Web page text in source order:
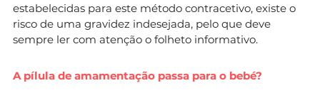
estabelecidas para este método contracetivo, existe o
risco de uma gravidez indesejada, pelo que deve
sempre ler com atenção o folheto informativo.
A pílula de amamentação passa para o bebé?